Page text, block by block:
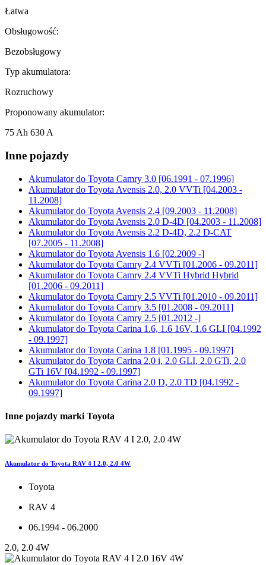
Łatwa
Obsługowość:
Bezobsługowy
Typ akumulatora:
Rozruchowy
Proponowany akumulator:
75 Ah 630 A
Inne pojazdy
Akumulator do Toyota Camry 3.0 [06.1991 - 07.1996]
Akumulator do Toyota Avensis 2.0, 2.0 VVTi [04.2003 -
11.2008]
Akumulator do Toyota Avensis 2.4 [09.2003 - 11.2008]
Akumulator do Toyota Avensis 2.0 D-4D [04.2003 - 11.2008]
Akumulator do Toyota Avensis 2.2 D-4D, 2.2 D-CAT
[07.2005 - 11.2008]
Akumulator do Toyota Avensis 1.6 [02.2009 -]
Akumulator do Toyota Camry 2.4 VVTi [01.2006 - 09.2011]
Akumulator do Toyota Camry 2.4 VVTi Hybrid Hybrid
[01.2006 - 09.2011]
Akumulator do Toyota Camry 2.5 VVTi [01.2010 - 09.2011]
Akumulator do Toyota Camry 3.5 [01.2008 - 09.2011]
Akumulator do Toyota Camry 2.5 [01.2012 -]
Akumulator do Toyota Carina 1.6, 1.6 16V, 1.6 GLI [04.1992
- 09.1997]
Akumulator do Toyota Carina 1.8 [01.1995 - 09.1997]
Akumulator do Toyota Carina 2.0 i, 2.0 GLI, 2.0 GTi, 2.0
GTi 16V [04.1992 - 09.1997]
Akumulator do Toyota Carina 2.0 D, 2.0 TD [04.1992 -
09.1997]
Inne pojazdy marki Toyota
Akumulator do Toyota RAV 4 I 2.0, 2.0 4W
Toyota
RAV 4
06.1994 - 06.2000
2.0, 2.0 4W